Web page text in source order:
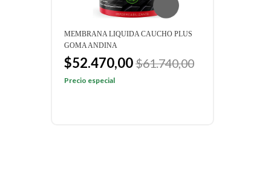
MEMBRANA LIQUIDA CAUCHO PLUS
GOMA ANDINA
$52.470,00$61.740,00
Precio especial